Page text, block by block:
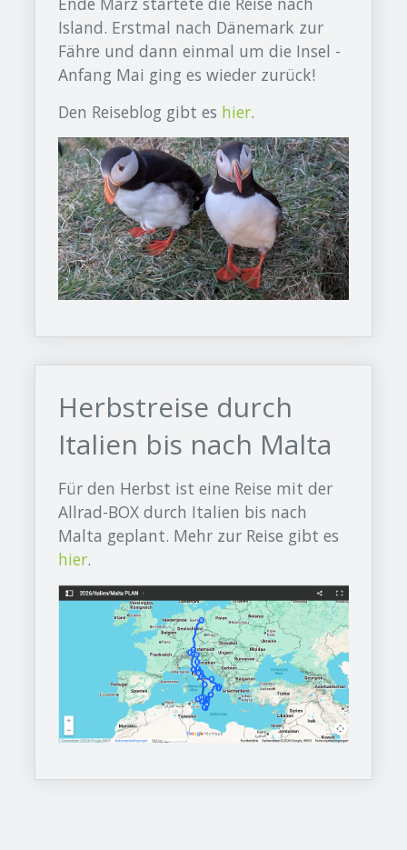
Island. Erstmal nach Dänemark zur
Fähre und dann einmal um die Insel -
Anfang Mai ging es wieder zurück!
​Den Reiseblog gibt es hier.
Herbstreise durch
Italien bis nach Malta
Für den Herbst ist eine Reise mit der
Allrad-BOX durch Italien bis nach
Malta geplant. Mehr zur Reise gibt es
hier.